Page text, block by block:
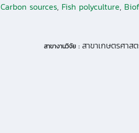
Carbon sources, Fish polyculture,
สาขางานวิจัย : สาขาเกษตรศาส